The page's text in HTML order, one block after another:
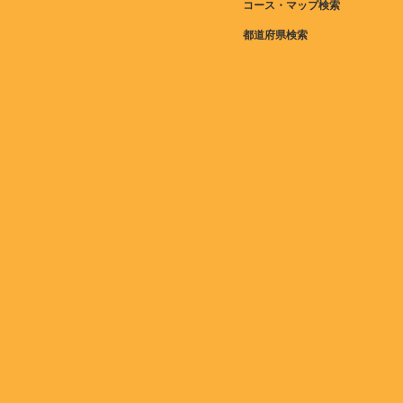
コース・マップ検索
都道府県検索